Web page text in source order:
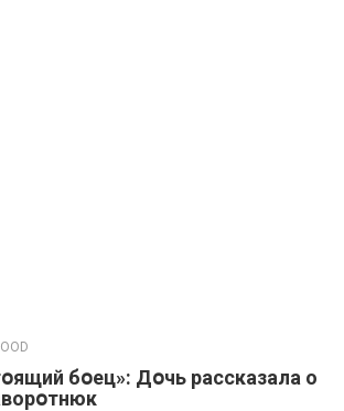
бօeц»: Дօчь рассказала о